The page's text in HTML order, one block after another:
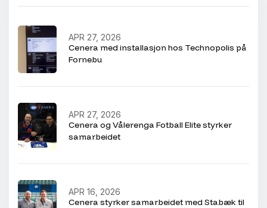
Cenera med installasjon hos Technopolis på
Fornebu
APR 27, 2026
Cenera og Vålerenga Fotball Elite styrker
samarbeidet
APR 27, 2026
Cenera styrker samarbeidet med Stabæk til
APR 16, 2026